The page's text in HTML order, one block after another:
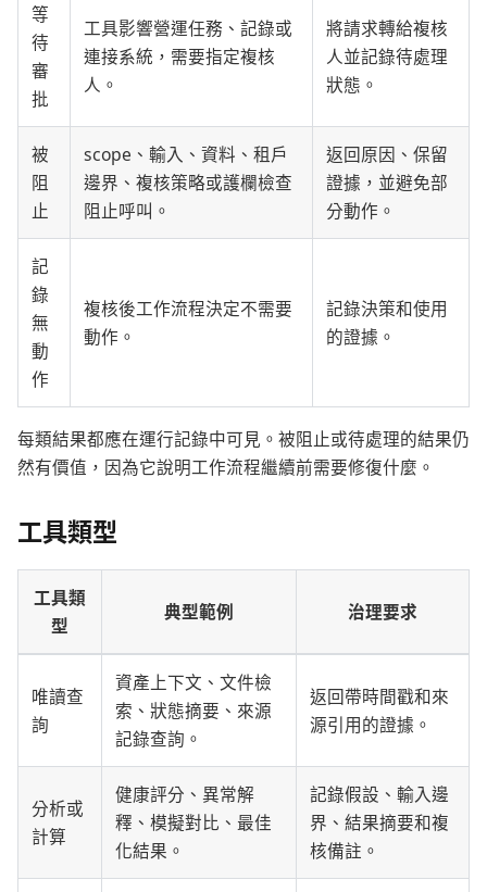
等
待
審
批
工具影響營運任務、記錄或
連接系統，需要指定複核
人。
將請求轉給複核
人並記錄待處理
狀態。
被
阻
止
scope、輸入、資料、租戶
邊界、複核策略或護欄檢查
阻止呼叫。
返回原因、保留
證據，並避免部
分動作。
記
錄
無
動
作
複核後工作流程決定不需要
動作。
記錄決策和使用
的證據。
每類結果都應在運行記錄中可見。被阻止或待處理的結果仍
然有價值，因為它說明工作流程繼續前需要修復什麼。
工具類型
工具類
型
典型範例 治理要求
唯讀查
詢
資產上下文、文件檢
索、狀態摘要、來源
記錄查詢。
返回帶時間戳和來
源引用的證據。
分析或
計算
健康評分、異常解
釋、模擬對比、最佳
化結果。
記錄假設、輸入邊
界、結果摘要和複
核備註。